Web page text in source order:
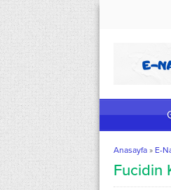
Anasayfa » E-
Fucidin